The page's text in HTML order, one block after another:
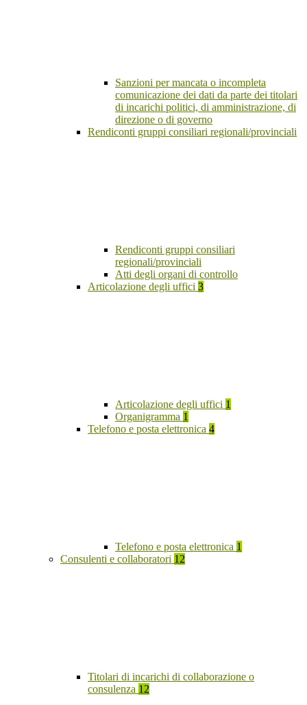
Sanzioni per mancata o incompleta
comunicazione dei dati da parte dei titolari
di incarichi politici, di amministrazione, di
direzione o di governo
Rendiconti gruppi consiliari regionali/provinciali
Rendiconti gruppi consiliari
regionali/provinciali
Atti degli organi di controllo
Articolazione degli uffici 3
Articolazione degli uffici 1
Organigramma 1
Telefono e posta elettronica 4
Telefono e posta elettronica 1
Consulenti e collaboratori 12
Titolari di incarichi di collaborazione o
consulenza 12